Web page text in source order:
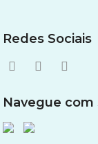
Redes Sociais
Navegue com